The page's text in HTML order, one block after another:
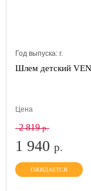
Год выпуска: г.
Шлем детский
Цена
2 819р.
1 940 р.
ОЖИДАЕТСЯ